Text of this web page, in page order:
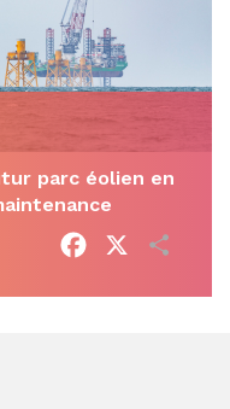
parc éolien en
Facebook